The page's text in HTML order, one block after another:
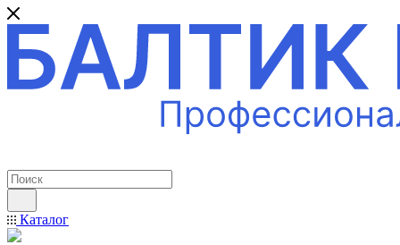
Каталог